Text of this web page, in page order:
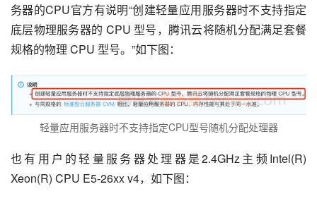
务器的CPU官方有说明“创建轻量应用服务器时不支持指定
底层物理服务器的 CPU 型号，腾讯云将随机分配满足套餐
规格的物理 CPU 型号。”如下图：
轻量应用服务器时不支持指定CPU型号随机分配处理器
也有用户的轻量服务器处理器是2.4GHz主频Intel(R)
Xeon(R) CPU E5-26xx v4，如下图：